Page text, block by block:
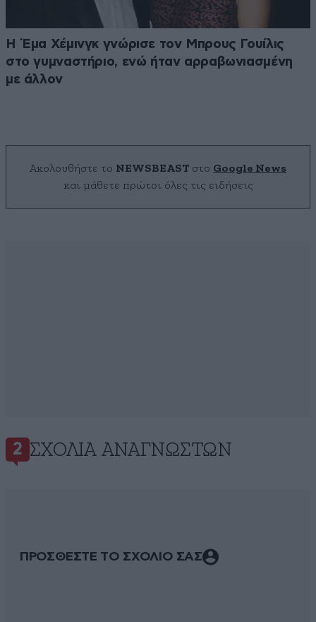
Η Έμα Χέμινγκ γνώρισε τον Μπρους Γουίλις
στο γυμναστήριο, ενώ ήταν αρραβωνιασμένη
με άλλον
Ακολουθήστε το NEWSBEAST στο Google News
και μάθετε πρώτοι όλες τις ειδήσεις
2 ΣΧΌΛΙΑ ΑΝΑΓΝΩΣΤΏΝ
ΠΡΟΣΘΕΣΤΕ ΤΟ ΣΧΟΛΙΟ ΣΑΣ